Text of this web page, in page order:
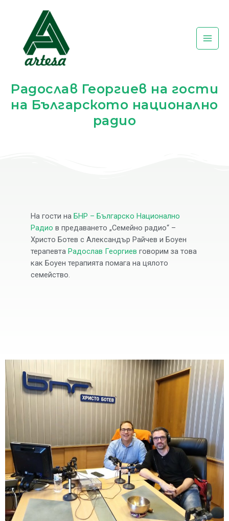
Радослав Георгиев на гости
на Българското национално
радио
На гости на БНР – Българско Национално
Радио в предаването „Семейно радио“ –
Христо Ботев с Александър Райчев и Боуен
терапевта Радослав Георгиев говорим за това
как Боуен терапията помага на цялото
семейство.